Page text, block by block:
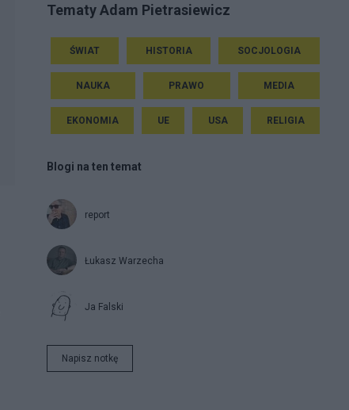
Tematy Adam Pietrasiewicz
ŚWIAT HISTORIA SOCJOLOGIA
NAUKA PRAWO MEDIA
EKONOMIA UE USA RELIGIA
Blogi na ten temat
report
Łukasz Warzecha
Ja Falski
Napisz notkę